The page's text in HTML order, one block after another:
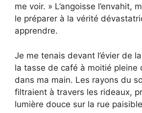
me voir. » L’angoisse l’envahit,
le préparer à la vérité
apprendre.
Je me tenais devant l’évier de
la tasse de café à moitié pleine
dans ma main. Les rayons du
filtraient à travers les rideaux,
lumière douce sur la rue